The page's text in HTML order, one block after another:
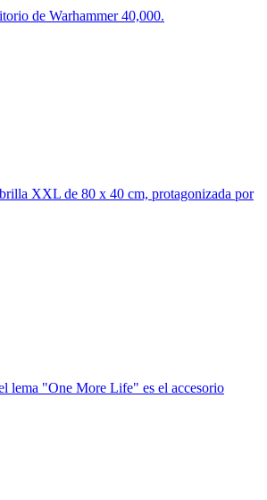
de Warhammer 40,000.
XXL de 80 x 40 cm, protagonizada por
lema "One More Life" es el accesorio